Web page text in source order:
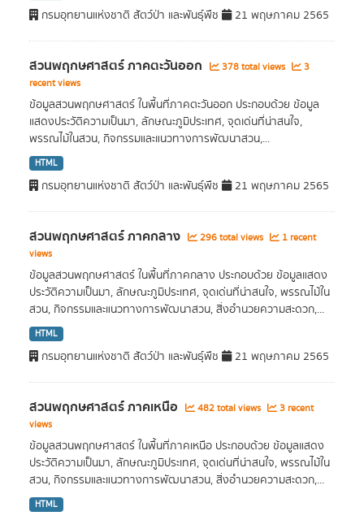
กรมอุทยานแห่งชาติ สัตว์ป่า และพันธุ์พืช 21 พฤษภาคม 2565
สวนพฤกษศาสตร์ ภาคตะวันออก 378 total views
3
recent views
ข้อมูลสวนพฤกษศาสตร์ ในพื้นที่ภาคตะวันออก ประกอบด้วย ข้อมูล
แสดงประวัติความเป็นมา, ลักษณะภูมิประเทศ, จุดเด่นที่น่าสนใจ,
พรรณไม้ในสวน, กิจกรรมและแนวทางการพัฒนาสวน,...
HTML
กรมอุทยานแห่งชาติ สัตว์ป่า และพันธุ์พืช 21 พฤษภาคม 2565
สวนพฤกษศาสตร์ ภาคกลาง 296 total views
1 recent
views
ข้อมูลสวนพฤกษศาสตร์ ในพื้นที่ภาคกลาง ประกอบด้วย ข้อมูลแสดง
ประวัติความเป็นมา, ลักษณะภูมิประเทศ, จุดเด่นที่น่าสนใจ, พรรณไม้ใน
สวน, กิจกรรมและแนวทางการพัฒนาสวน, สิ่งอำนวยความสะดวก,...
HTML
กรมอุทยานแห่งชาติ สัตว์ป่า และพันธุ์พืช 21 พฤษภาคม 2565
สวนพฤกษศาสตร์ ภาคเหนือ 482 total views
3 recent
views
ข้อมูลสวนพฤกษศาสตร์ ในพื้นที่ภาคเหนือ ประกอบด้วย ข้อมูลแสดง
ประวัติความเป็นมา, ลักษณะภูมิประเทศ, จุดเด่นที่น่าสนใจ, พรรณไม้ใน
สวน, กิจกรรมและแนวทางการพัฒนาสวน, สิ่งอำนวยความสะดวก,...
HTML